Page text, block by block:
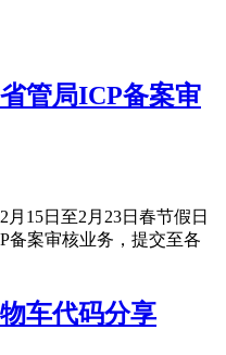
管局ICP备案审
15日至2月23日春节假日
备案审核业务，提交至各
车代码分享